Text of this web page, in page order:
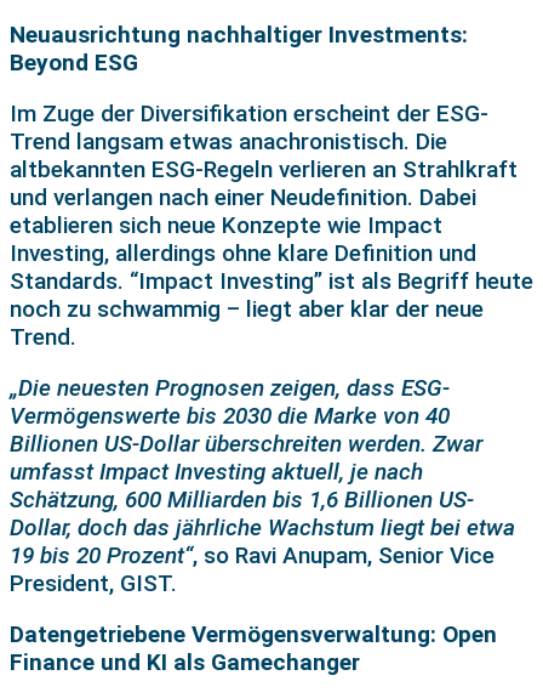
Neuausrichtung nachhaltiger Investments:
Beyond ESG
Im Zuge der Diversifikation erscheint der ESG-
Trend langsam etwas anachronistisch. Die
altbekannten ESG-Regeln verlieren an Strahlkraft
und verlangen nach einer Neudefinition. Dabei
etablieren sich neue Konzepte wie Impact
Investing, allerdings ohne klare Definition und
Standards. “Impact Investing” ist als Begriff heute
noch zu schwammig – liegt aber klar der neue
Trend.
„Die neuesten Prognosen zeigen, dass ESG-
Vermögenswerte bis 2030 die Marke von 40
Billionen US-Dollar überschreiten werden. Zwar
umfasst Impact Investing aktuell, je nach
Schätzung, 600 Milliarden bis 1,6 Billionen US-
Dollar, doch das jährliche Wachstum liegt bei etwa
19 bis 20 Prozent“, so Ravi Anupam, Senior Vice
President, GIST.
Datengetriebene Vermögensverwaltung: Open
Finance und KI als Gamechanger